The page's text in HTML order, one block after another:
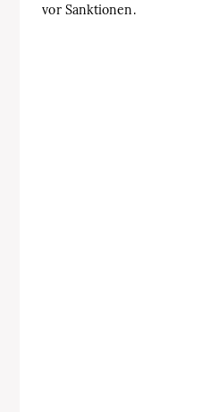
vor Sanktionen.